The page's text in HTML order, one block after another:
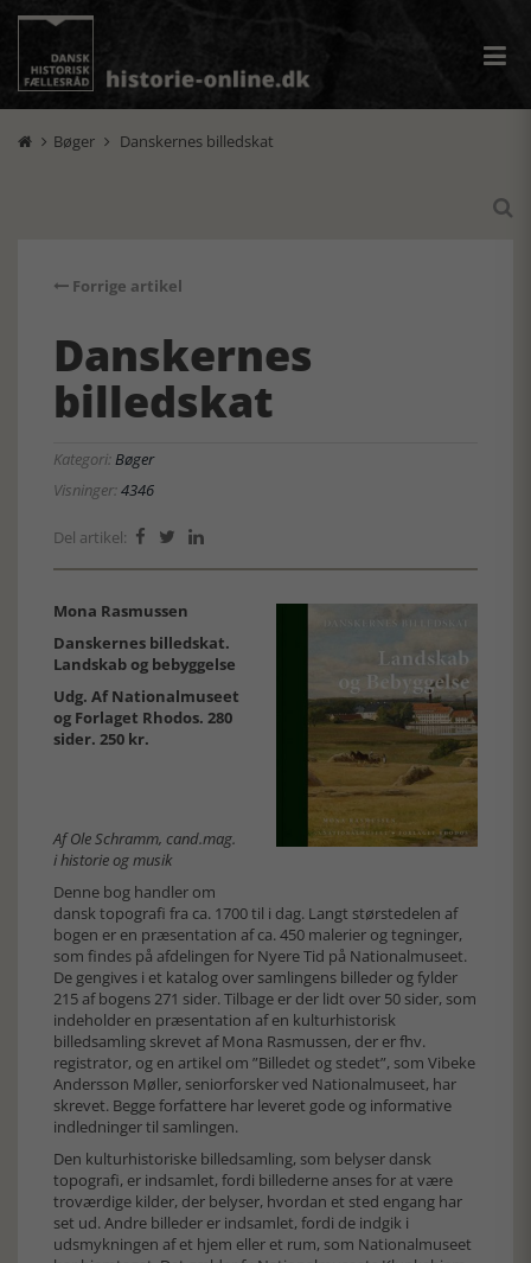
 Bøger  Danskernes billedskat

Forrige artikel
Danskernes
billedskat
Kategori:Bøger
Visninger:4346
Del artikel:   
Mona Rasmussen
Danskernes billedskat.
Landskab og bebyggelse
Udg. Af Nationalmuseet
og Forlaget Rhodos. 280
sider. 250 kr.
Af Ole Schramm, cand.mag.
i historie og musik
Denne bog handler om
dansk topografi fra ca. 1700 til i dag. Langt størstedelen af
bogen er en præsentation af ca. 450 malerier og tegninger,
som findes på afdelingen for Nyere Tid på Nationalmuseet.
De gengives i et katalog over samlingens billeder og fylder
215 af bogens 271 sider. Tilbage er der lidt over 50 sider, som
indeholder en præsentation af en kulturhistorisk
billedsamling skrevet af Mona Rasmussen, der er fhv.
registrator, og en artikel om ”Billedet og stedet”, som Vibeke
Andersson Møller, seniorforsker ved Nationalmuseet, har
skrevet. Begge forfattere har leveret gode og informative
indledninger til samlingen.
Den kulturhistoriske billedsamling, som belyser dansk
topografi, er indsamlet, fordi billederne anses for at være
troværdige kilder, der belyser, hvordan et sted engang har
set ud. Andre billeder er indsamlet, fordi de indgik i
udsmykningen af et hjem eller et rum, som Nationalmuseet